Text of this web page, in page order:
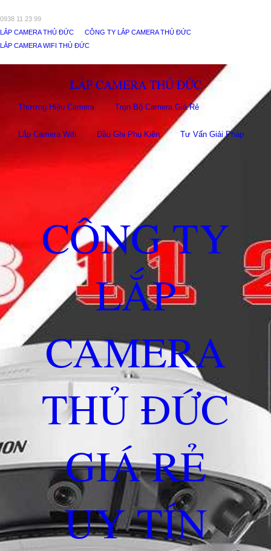
0938 11 23 99
LẮP CAMERA THỦ ĐỨC
CÔNG TY LẮP CAMERA THỦ ĐỨC
LẮP CAMERA WIFI THỦ ĐỨC
LẮP CAMERA THỦ ĐỨC
Thương Hiệu Camera Trọn Bộ Camera Giá Rẻ
Lắp Camera Wifi Đầu Ghi Phụ Kiên Tư Vấn Giải Pháp
CÔNG TY
LẮP
CAMERA
THỦ ĐỨC
GIÁ RẺ
UY TÍN